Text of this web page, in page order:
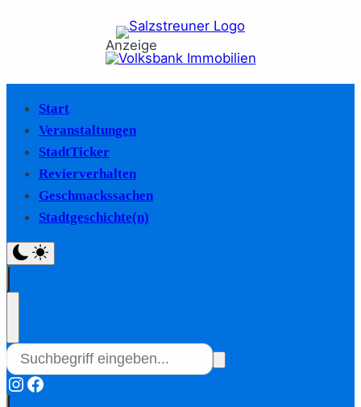
Anzeige
Start
Veranstaltungen
StadtTicker
Revierverhalten
Geschmackssachen
Stadtgeschichte(n)
Instagram
Facebook